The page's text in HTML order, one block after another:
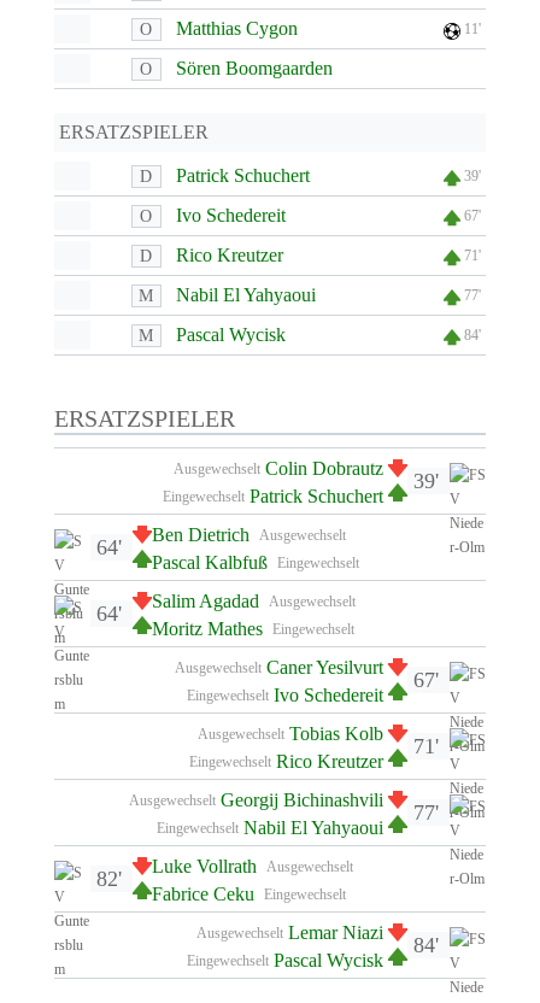
O Matthias Cygon 11'
O Sören Boomgaarden
ERSATZSPIELER
D Patrick Schuchert 39'
O Ivo Schedereit 67'
D Rico Kreutzer 71'
M Nabil El Yahyaoui 77'
M Pascal Wycisk 84'
ERSATZSPIELER
39'
Ausgewechselt Colin Dobrautz
Eingewechselt Patrick Schuchert
Ausgewechselt
Ben Dietrich
Eingewechselt
Pascal Kalbfuß
64'
Ausgewechselt
Salim Agadad
Eingewechselt
Moritz Mathes
64'
67'
Ausgewechselt Caner Yesilvurt
Eingewechselt Ivo Schedereit
71'
Ausgewechselt Tobias Kolb
Eingewechselt Rico Kreutzer
77'
Ausgewechselt Georgij Bichinashvili
Eingewechselt Nabil El Yahyaoui
Ausgewechselt
Luke Vollrath
Eingewechselt
Fabrice Ceku
82'
84'
Ausgewechselt Lemar Niazi
Eingewechselt Pascal Wycisk